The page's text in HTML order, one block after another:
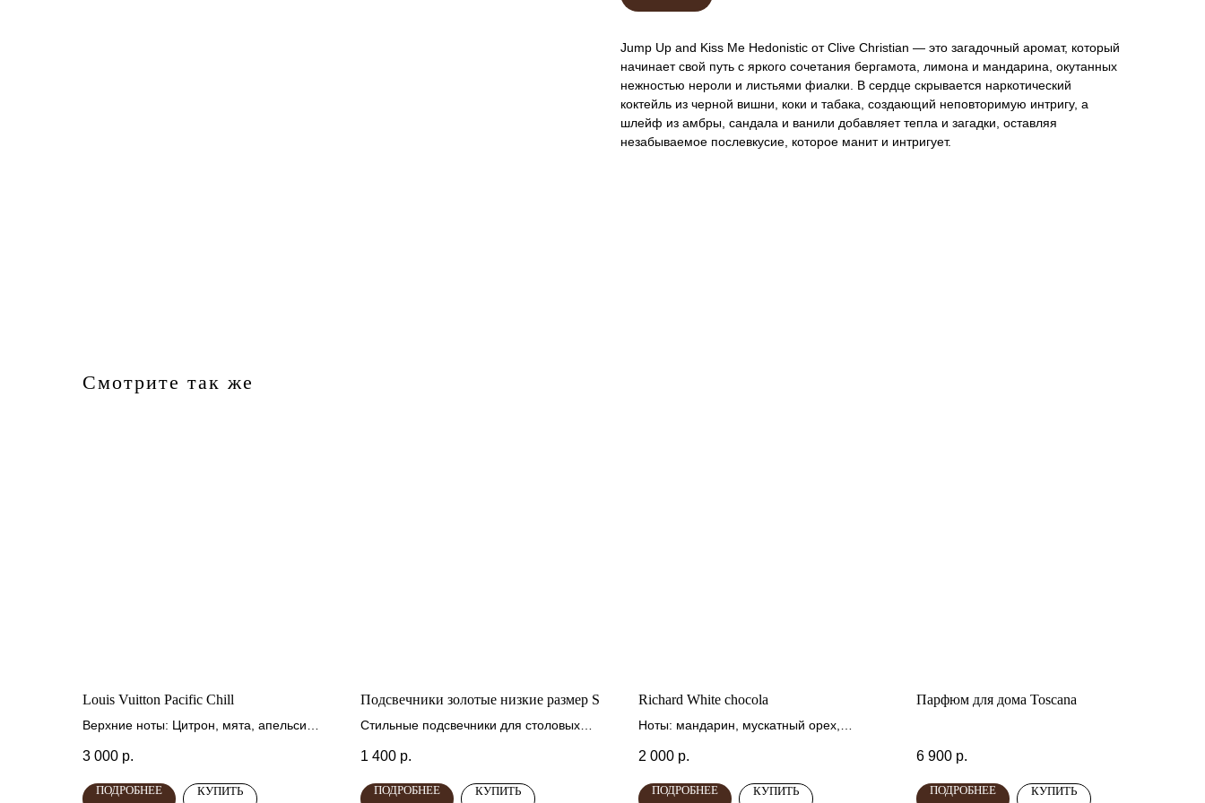
Jump Up and Kiss Me Hedonistic от Clive Christian — это загадочный аромат, который
начинает свой путь с яркого сочетания бергамота, лимона и мандарина, окутанных
нежностью нероли и листьями фиалки. В сердце скрывается наркотический
коктейль из черной вишни, коки и табака, создающий неповторимую интригу, а
шлейф из амбры, сандала и ванили добавляет тепла и загадки, оставляя
незабываемое послевкусие, которое манит и интригует.
Смотрите так же
Louis Vuitton Pacific Chill
Верхние ноты: Цитрон, мята, апельсин,
Cредние ноты: Абрикос, базилик,
семена моркови и майская роза.
3 000 р.
ПОДРОБНЕЕ КУПИТЬ
Подсвечники золотые низкие размер S
Стильные подсвечники для столовых
1 400 р.
ПОДРОБНЕЕ КУПИТЬ
Richard White chocola
Ноты: мандарин, мускатный орех,
миндаль, цветок миндаля, мимоза,
ваниль, белый шоколад, цветок черешни
2 000 р.
ПОДРОБНЕЕ КУПИТЬ
Парфюм для дома Toscana
6 900 р.
ПОДРОБНЕЕ КУПИТЬ